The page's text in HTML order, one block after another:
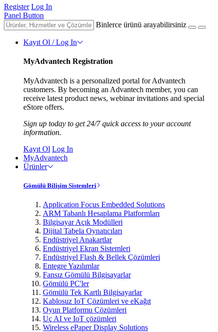
Register Log In
Panel Button
Binlerce ürünü arayabilirsiniz
Kayıt Ol / Log In
MyAdvantech Registration
MyAdvantech is a personalized portal for Advantech
customers. By becoming an Advantech member, you can
receive latest product news, webinar invitations and special
eStore offers.
Sign up today to get 24/7 quick access to your account
information.
Kayıt Ol Log In
MyAdvantech
Ürünler
Gömülü Bilişim Sistemleri
Application Focus Embedded Solutions
ARM Tabanlı Hesaplama Platformları
Bilgisayar Açık Modülleri
Dijital Tabela Oynatıcıları
Endüstriyel Anakartlar
Endüstriyel Ekran Sistemleri
Endüstriyel Flash & Bellek Çözümleri
Entegre Yazılımlar
Fansız Gömülü Bilgisayarlar
Gömülü PC'ler
Gömülü Tek Kartlı Bilgisayarlar
Kablosuz IoT Çözümleri ve eKağıt
Oyun Platformu Çözümleri
Uç AI ve IoT çözümleri
Wireless ePaper Display Solutions